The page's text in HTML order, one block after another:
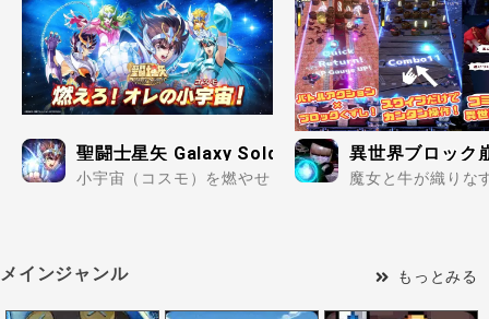
聖闘士星矢 Galaxy Soldiers
小宇宙（コスモ）を燃やせ！ 3Dで蘇る聖闘士たちの伝
異世界ブロック
魔女と牛が織りな
メインジャンル もっとみる